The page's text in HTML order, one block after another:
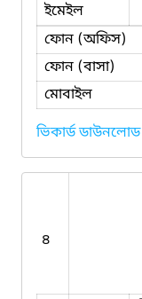
ইমেইল
ফোন (অফিস)
ফোন (বাসা)
মোবাইল
ভিকার্ড
৪